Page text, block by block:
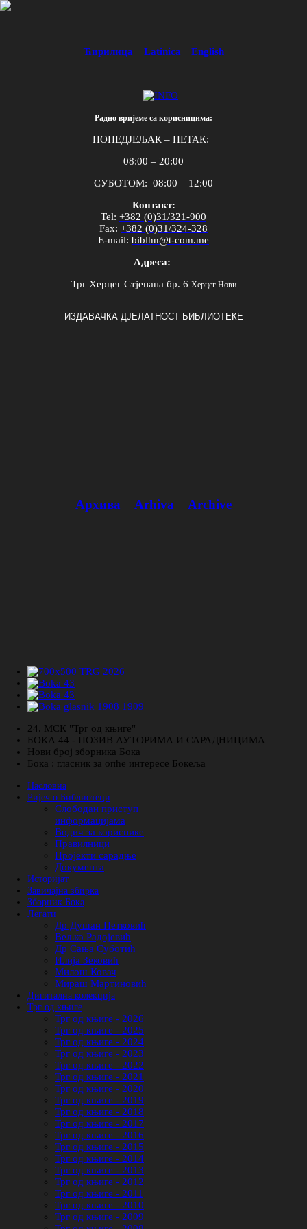
Ћирилица Latinica English
Радно вријеме са корисницима:
ПОНЕДЈЕЉАК – ПЕТАК:
08:00 – 20:00
СУБОТОМ: 08:00 – 12:00
Контакт:
Tel: +382 (0)31/321-900
Fax: +382 (0)31/324-328
E-mail: biblhn@t-com.me
Адреса:
Трг Херцег Стјепана бр. 6 Херцег Нови
ИЗДАВАЧКА ДЈЕЛАТНОСТ БИБЛИОТЕКЕ
Архива Arhiva Archive
24. МСК "Трг од књиге"
БОКА 44 - ПОЗИВ АУТОРИМА И САРАДНИЦИМА
Нови број зборника Бока
Бока : гласник за опће интересе Бокеља
Насловна
Ријеч о Библиотеци
Слободан приступ
информацијама
Водич за кориснике
Правилници
Пројекти сарадње
Документа
Историјат
Завичајна збирка
Зборник Бока
Легати
Др Душан Петковић
Вељко Радојевић
Др Сања Суботић
Илија Зековић
Милош Ковач
Мираш Мартиновић
Дигитална колекција
Трг од књиге
Трг од књиге - 2026
Трг од књиге - 2025
Трг од књиге - 2024
Трг од књиге - 2023
Трг од књиге - 2022
Трг од књиге - 2021
Трг од књиге - 2020
Трг од књиге - 2019
Трг од књиге - 2018
Трг од књиге - 2017
Трг од књиге - 2016
Трг од књиге - 2015
Трг од књиге - 2014
Трг од књиге - 2013
Трг од књиге - 2012
Трг од књиге - 2011
Трг од књиге - 2010
Трг од књиге - 2009